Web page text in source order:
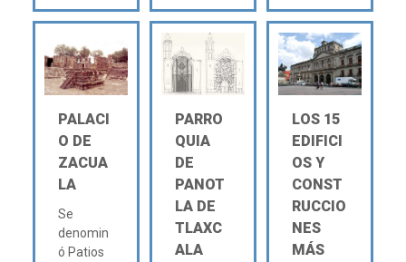
PALACI
O DE
ZACUA
LA
Se
denomin
ó Patios
PARRO
QUIA
DE
PANOT
LA DE
TLAXC
ALA
LOS 15
EDIFICI
OS Y
CONST
RUCCIO
NES
MÁS